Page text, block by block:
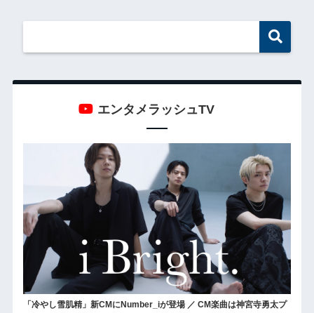
エンタメラッシュTV
「冷やし雪肌精」新CMにNumber_iが登場 ／ CM楽曲は神宮寺勇太プ